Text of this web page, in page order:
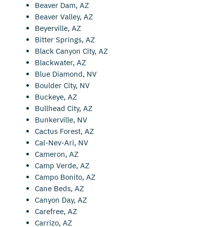
Beaver Dam, AZ
Beaver Valley, AZ
Beyerville, AZ
Bitter Springs, AZ
Black Canyon City, AZ
Blackwater, AZ
Blue Diamond, NV
Boulder City, NV
Buckeye, AZ
Bullhead City, AZ
Bunkerville, NV
Cactus Forest, AZ
Cal-Nev-Ari, NV
Cameron, AZ
Camp Verde, AZ
Campo Bonito, AZ
Cane Beds, AZ
Canyon Day, AZ
Carefree, AZ
Carrizo, AZ